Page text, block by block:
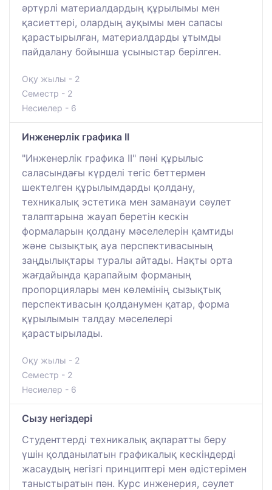
әртүрлі материалдардың құрылымы мен
қасиеттері, олардың ауқымы мен сапасы
қарастырылған, материалдарды ұтымды
пайдалану бойынша ұсыныстар берілген.
Оқу жылы - 2
Семестр - 2
Несиелер - 6
Инженерлік графика II
"Инженерлік графика II" пәні құрылыс
саласындағы күрделі тегіс беттермен
шектелген құрылымдарды қолдану,
техникалық эстетика мен заманауи сәулет
талаптарына жауап беретін кескін
формаларын қолдану мәселелерін қамтиды
және сызықтық ауа перспективасының
заңдылықтары туралы айтады. Нақты орта
жағдайында қарапайым форманың
пропорциялары мен көлемінің сызықтық
перспективасын қолданумен қатар, форма
құрылымын талдау мәселелері
қарастырылады.
Оқу жылы - 2
Семестр - 2
Несиелер - 6
Сызу негіздері
Студенттерді техникалық ақпаратты беру
үшін қолданылатын графикалық кескіндерді
жасаудың негізгі принциптері мен әдістерімен
таныстыратын пән. Курс инженерия, сәулет